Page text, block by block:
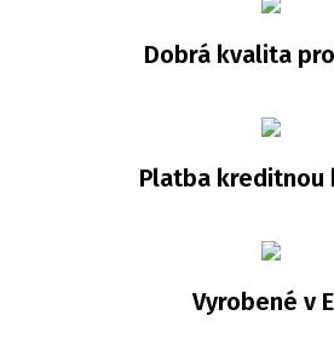
Dobrá kvalita
Platba kreditnou
Vyrobené v